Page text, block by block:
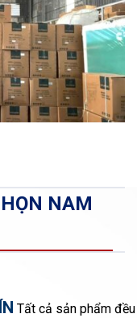
NAM
Tất cả sản phẩm đều